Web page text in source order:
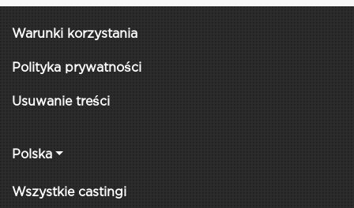
Warunki korzystania
Polityka prywatności
Usuwanie treści
Polska
Wszystkie castingi